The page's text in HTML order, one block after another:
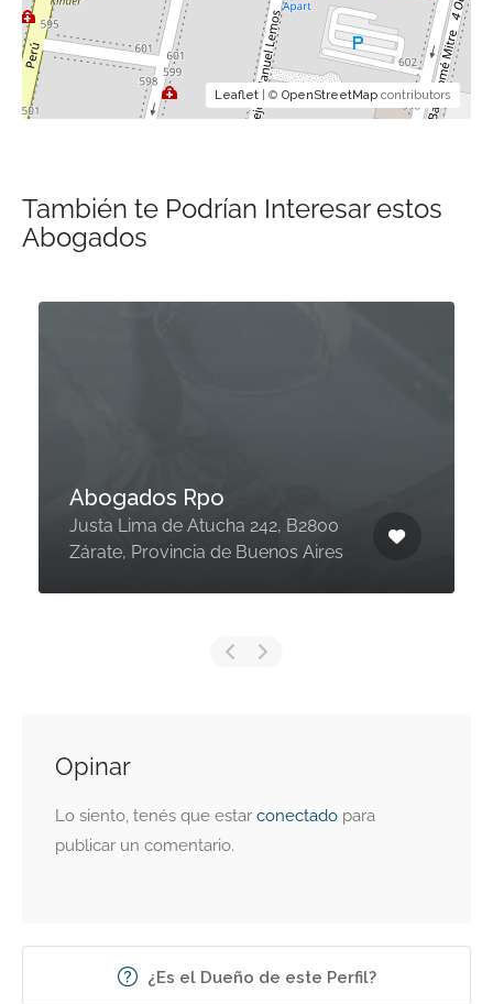
Leaflet | © OpenStreetMap contributors
También te Podrían Interesar estos
Abogados
Abogados Rpo
Justa Lima de Atucha 242, B2800
Zárate, Provincia de Buenos Aires
Opinar
Lo siento, tenés que estar conectado para
publicar un comentario.
¿Es el Dueño de este Perfil?